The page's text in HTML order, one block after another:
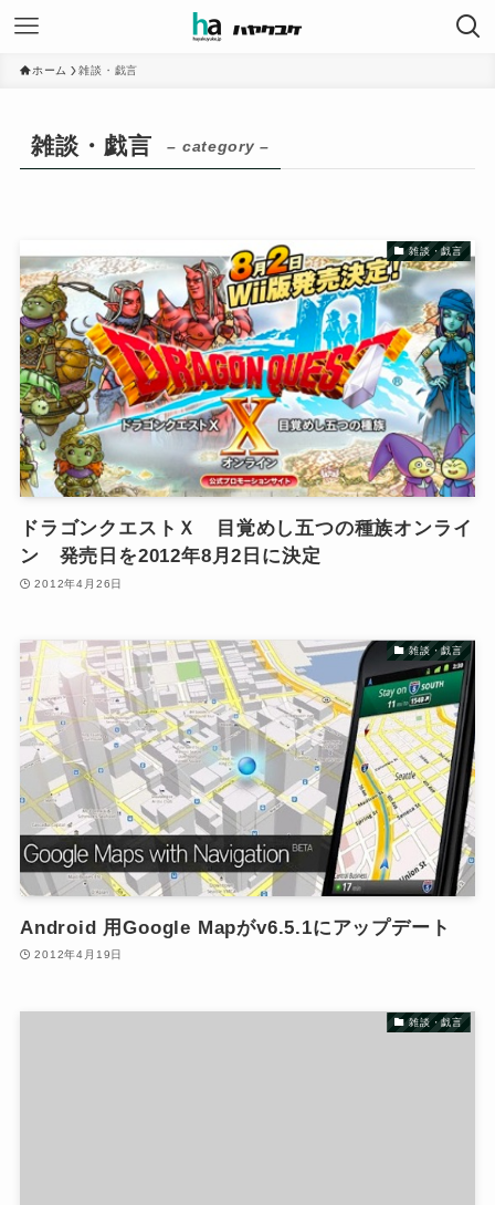
ホーム 雑談・戯言
雑談・戯言 – category –
雑談・戯言
ドラゴンクエストＸ 目覚めし五つの種族オンライ
ン 発売日を2012年8月2日に決定
2012年4月26日
雑談・戯言
Android 用Google Mapがv6.5.1にアップデート
2012年4月19日
雑談・戯言